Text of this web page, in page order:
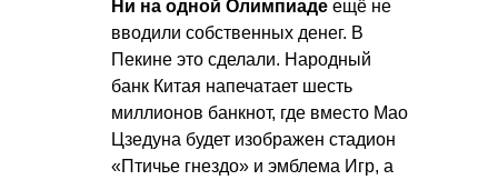
Ни на одной Олимпиаде ещё не
вводили собственных денег. В
Пекине это сделали. Народный
банк Китая напечатает шесть
миллионов банкнот, где вместо Мао
Цзедуна будет изображен стадион
«Птичье гнездо» и эмблема Игр, а